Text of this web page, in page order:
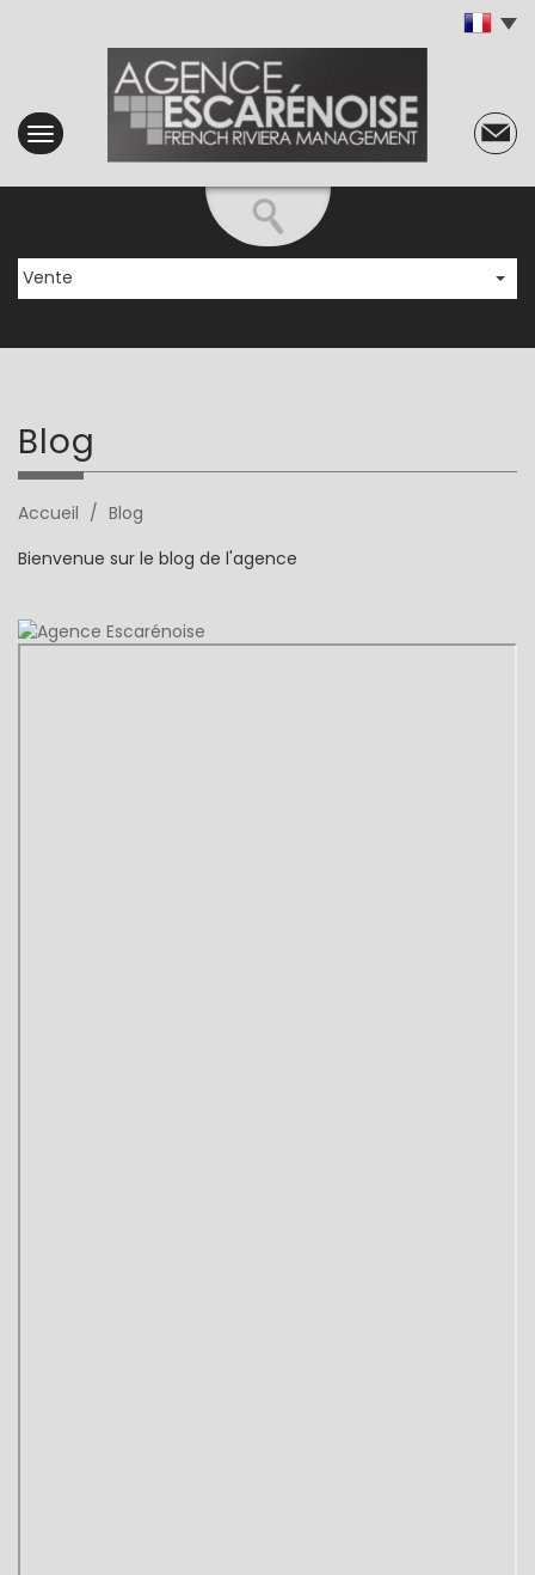
Vente
blog
Accueil
Blog
Bienvenue sur le blog de l'agence